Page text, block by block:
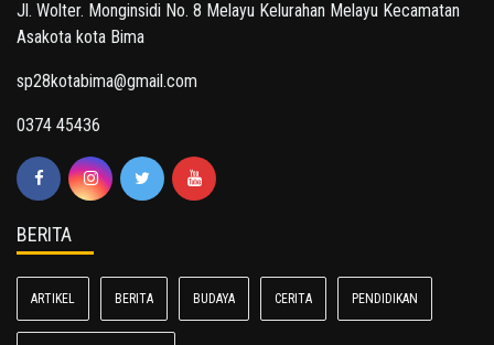
Jl. Wolter. Monginsidi No. 8 Melayu Kelurahan Melayu Kecamatan
Asakota kota Bima
sp28kotabima@gmail.com
0374 45436
BERITA
ARTIKEL BERITA BUDAYA CERITA PENDIDIKAN